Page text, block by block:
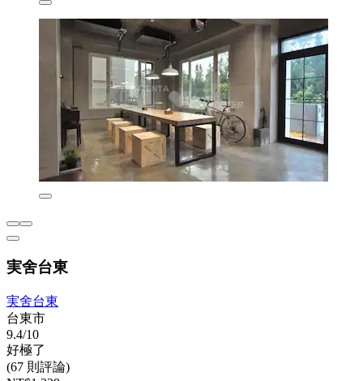
実舍台東
実舍台東
台東市
9.4/10
好極了
(67 則評論)